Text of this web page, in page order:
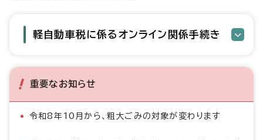
軽自動車税に係るオンライン関係手続き
重要なお知らせ
令和8年10月から、粗大ごみの対象が変わります